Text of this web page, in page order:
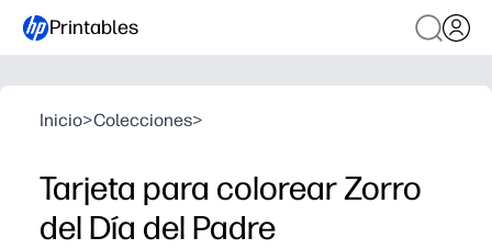
Printables
Inicio>Colecciones>
Tarjeta para colorear Zorro
del Día del Padre